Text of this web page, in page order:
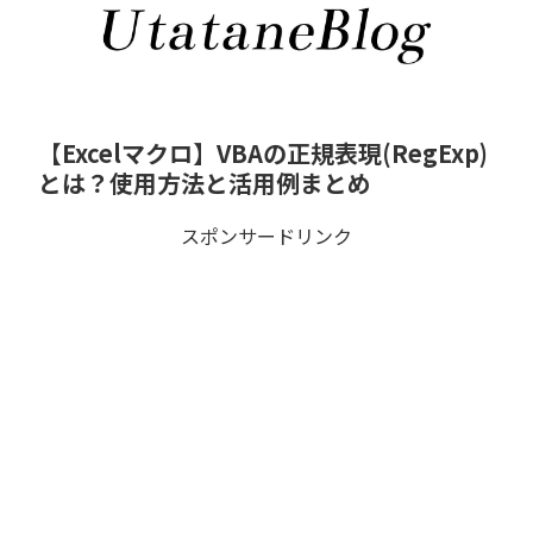
【Excelマクロ】VBAの正規表現(RegExp)
とは？使用方法と活用例まとめ
スポンサードリンク